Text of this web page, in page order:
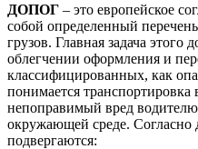
ДОПОГ – это европейское
собой определенный
грузов. Главная задача этого
облегчении оформления и
классифицированных, как
понимается транспортировка
непоправимый вред
окружающей среде. Согласно
подвергаются: